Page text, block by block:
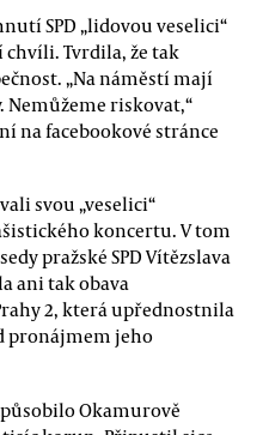
SPD „lidovou veselici“
Tvrdila, že tak
„Na náměstí mají
Nemůžeme riskovat,“
na facebookové stránce
svou „veselici“
koncertu. V tom
pražské SPD Vítězslava
ani tak obava
2, která upřednostnila
pronájmem jeho
Okamurově